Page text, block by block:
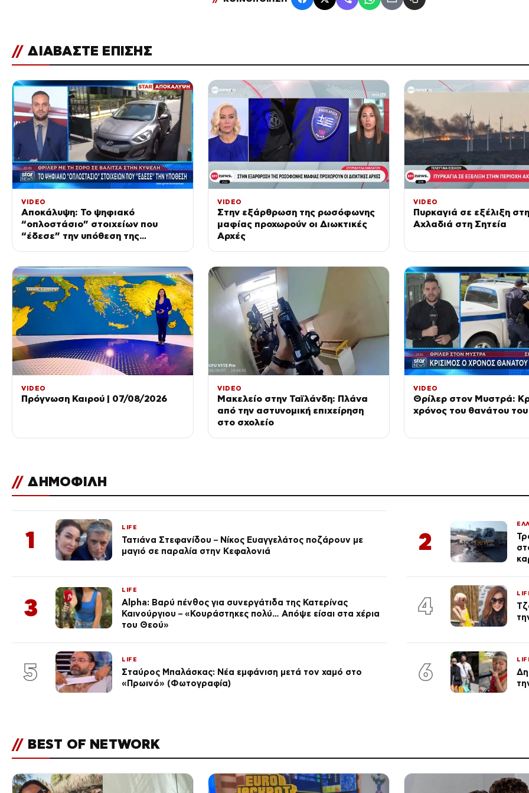
// ΔΙΑΒΑΣΤΕ ΕΠΙΣΗΣ
VIDEO
Αποκάλυψη: Το ψηφιακό
“οπλοστάσιο” στοιχείων που
“έδεσε” την υπόθεση της
VIDEO
Στην εξάρθρωση της ρωσόφωνης
μαφίας προχωρούν οι Διωκτικές
Αρχές
VIDEO
Πυρκαγιά σε εξέλιξη
Αχλαδιά στη Σητεία
VIDEO
Πρόγνωση Καιρού | 07/08/2026
VIDEO
Μακελείο στην Ταϊλάνδη: Πλάνα
από την αστυνομική επιχείρηση
στο σχολείο
VIDEO
Θρίλερ στον Μυστρά:
χρόνος του θανάτου
// ΔΗΜΟΦΙΛΗ
1 LIFE
Τατιάνα Στεφανίδου – Νίκος Ευαγγελάτος ποζάρουν με
μαγιό σε παραλία στην Κεφαλονιά
2
3
LIFE
Alpha: Βαρύ πένθος για συνεργάτιδα της Κατερίνας
Καινούργιου – «Κουράστηκες πολύ… Απόψε είσαι στα χέρια
του Θεού»
4
5 LIFE
Σταύρος Μπαλάσκας: Νέα εμφάνιση μετά τον χαμό στο
«Πρωινό» (Φωτογραφία)
6
// BEST OF NETWORK